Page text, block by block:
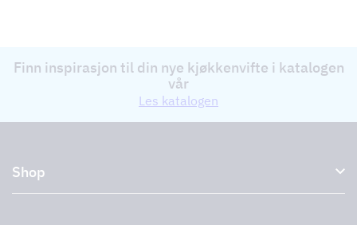
Finn inspirasjon til din nye kjøkkenvifte i katalogen
vår
Les katalogen
Shop